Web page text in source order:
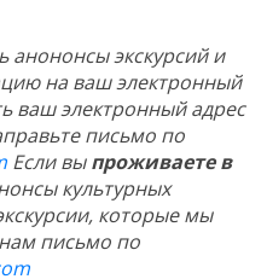
анононсы экскурсий и
на ваш электронный
ваш электронный адрес
письмо по
Если выпроживаете в
культурных
которые мы
письмо по